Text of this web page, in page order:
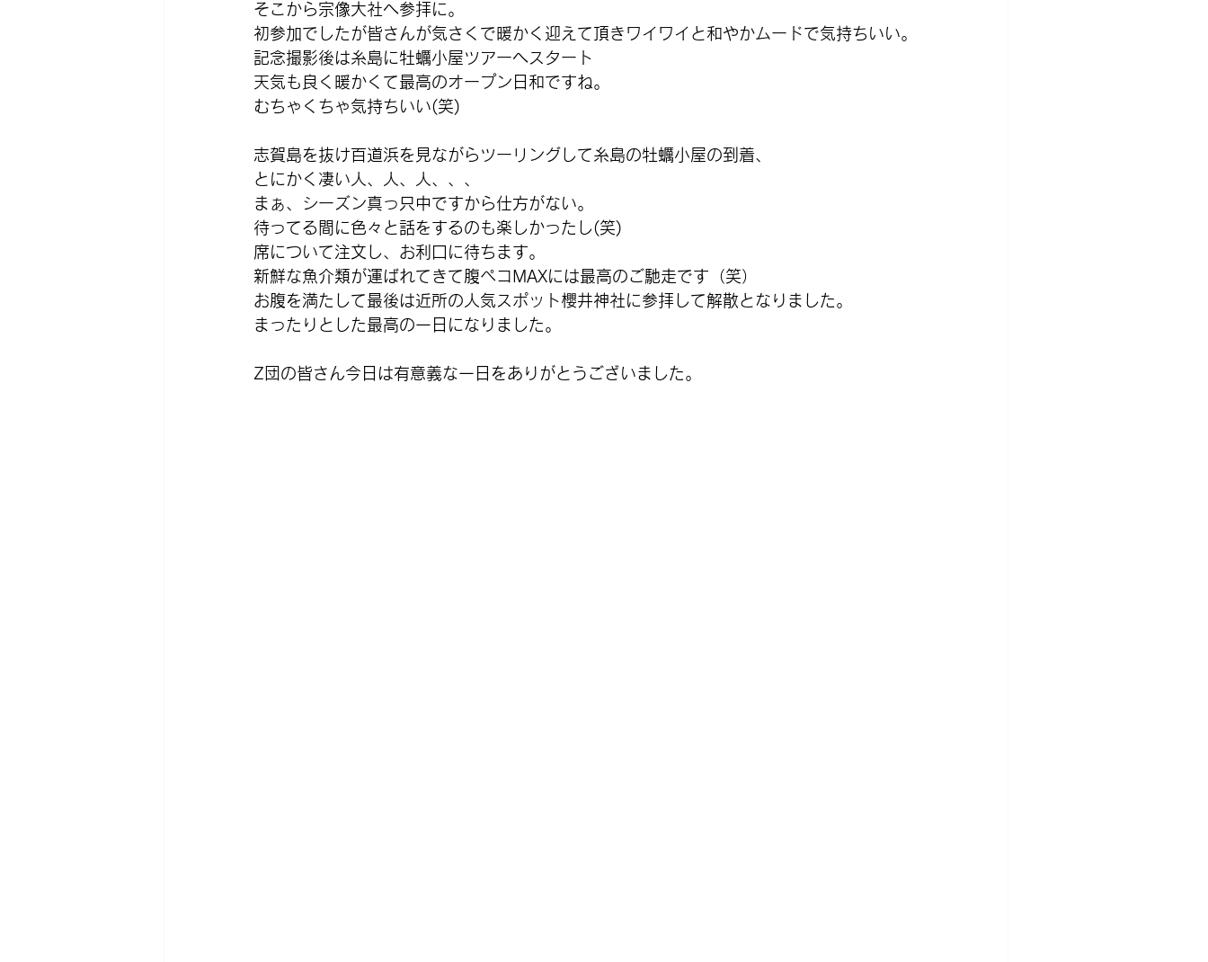
そこから宗像大社へ参拝に。
初参加でしたが皆さんが気さくで暖かく迎えて頂きワイワイと和やかムードで気持ちいい。
記念撮影後は糸島に牡蠣小屋ツアーへスタート
天気も良く暖かくて最高のオープン日和ですね。
むちゃくちゃ気持ちいい(笑)
志賀島を抜け百道浜を見ながらツーリングして糸島の牡蠣小屋の到着、
とにかく凄い人、人、人、、、
まぁ、シーズン真っ只中ですから仕方がない。
待ってる間に色々と話をするのも楽しかったし(笑)
席について注文し、お利口に待ちます。
新鮮な魚介類が運ばれてきて腹ペコMAXには最高のご馳走です（笑）
お腹を満たして最後は近所の人気スポット櫻井神社に参拝して解散となりました。
まったりとした最高の一日になりました。
Z団の皆さん今日は有意義な一日をありがとうございました。